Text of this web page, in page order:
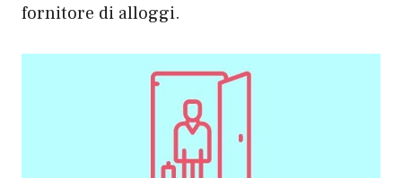
fornitore di alloggi.